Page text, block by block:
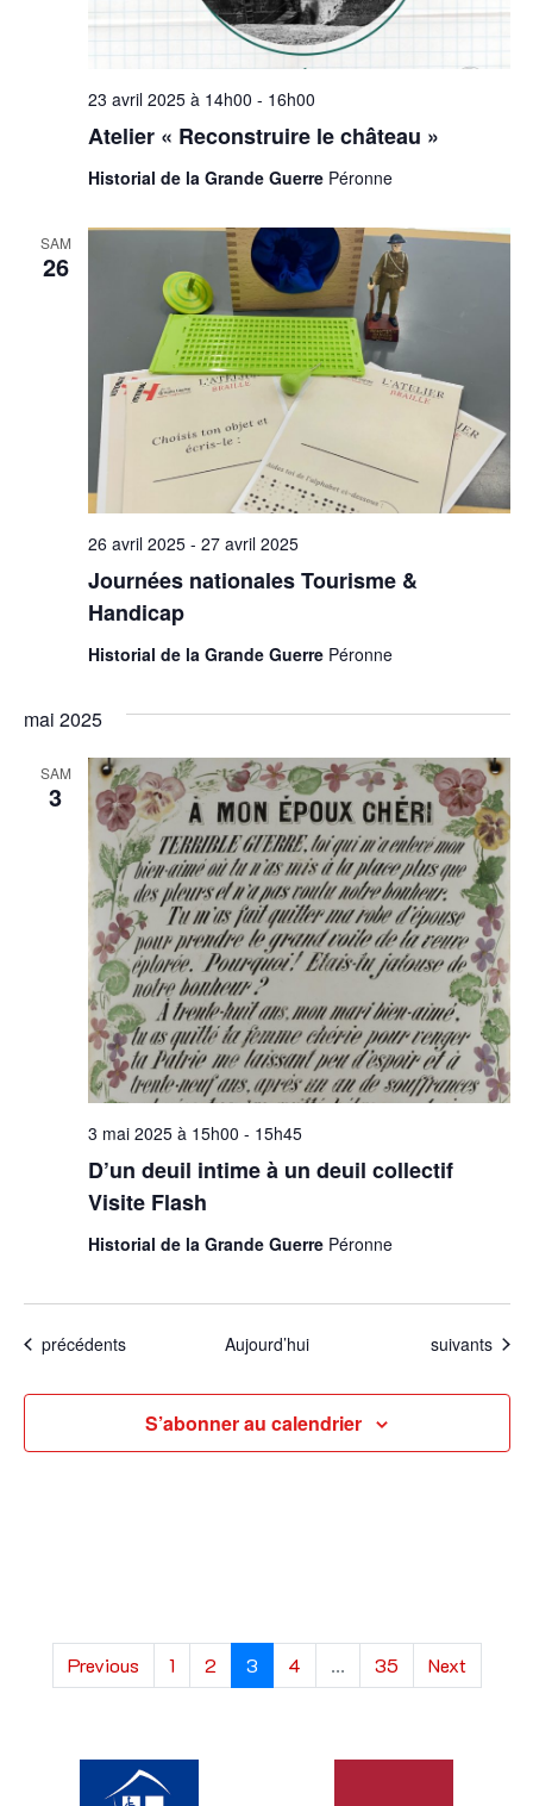
Atelier « Reconstruire le château »
23 avril 2025 à 14h00 - 16h00
Historial de la Grande Guerre Péronne
SAM
26
Journées nationales Tourisme &
Handicap
26 avril 2025- 27 avril 2025
Historial de la Grande Guerre Péronne
mai 2025
SAM
3
D’un deuil intime à un deuil collectif
Visite Flash
3 mai 2025 à 15h00 - 15h45
Historial de la Grande Guerre Péronne
Évènements
précédents Aujourd’hui Évènements
suivants
S’abonner au calendrier
Previous 1 2 3 4 ... 35 Next